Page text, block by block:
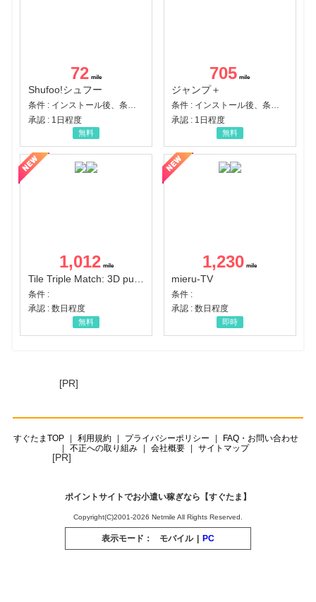
72
Shufoo!シュフー
条件 : インストール後、条件達成
承認 : 1日程度
無料
705
ジャンプ＋
条件 : インストール後、条件達成
承認 : 1日程度
無料
1,012
条件 :
承認 : 数日程度
無料
1,230
mieru-TV
条件 :
承認 : 数日程度
即時
[PR]
すぐたまTOP 利用規約 プライバシーポリシー
FAQ・お問い合わせ
不正への取り組み
会社概要 サイトマップ
[PR]
ポイントサイトでお小遣い稼ぎなら【すぐたま】
Copyright(C)2001-2026 Netmile All Rights Reserved.
表示モード： モバイル | PC